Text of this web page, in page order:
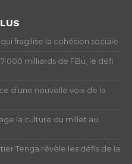
fragilise la cohésion sociale
000 milliards de FBu, le défi
d’une nouvelle voix de la
la culture du millet au
Tenga révèle les défis de la